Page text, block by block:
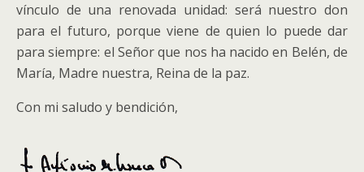
vínculo de una renovada unidad: será nuestro don
para el futuro, porque viene de quien lo puede dar
para siempre: el Señor que nos ha nacido en Belén, de
María, Madre nuestra, Reina de la paz.
Con mi saludo y bendición,